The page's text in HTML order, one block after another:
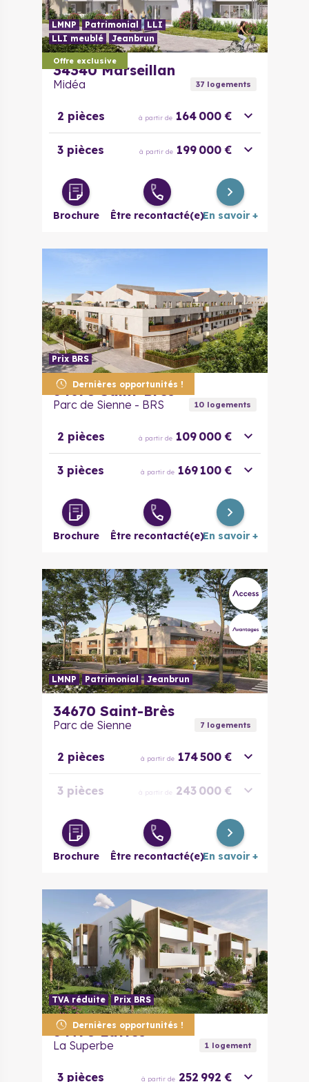
Offre exclusive
LMNP Patrimonial
LLI
LLI meublé
Jeanbrun
34340 Marseillan
Midéa 37logements
2 pièces à partir de 164 000 €
3 pièces à partir de 199 000 €
Brochure Être recontacté(e)En savoir +
Dernières opportunités !
Prix BRS
34670 Saint-Brès
Parc de Sienne - BRS 10logements
2 pièces à partir de 109 000 €
3 pièces à partir de 169 100 €
Brochure Être recontacté(e)En savoir +
LMNP Patrimonial Jeanbrun
34670 Saint-Brès
Parc de Sienne 7logements
2 pièces à partir de 174 500 €
3 pièces à partir de 243 000 €
4 pièces à partir de 315 500 €
Brochure Être recontacté(e)En savoir +
Dernières opportunités !
TVA réduite Prix BRS
34970 Lattes
La Superbe 1logement
3 pièces à partir de 252 992 €